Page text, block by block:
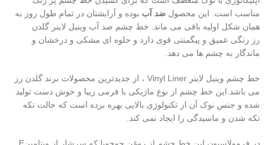
مناسب است. این محصول ضد آب بوده و آرایشتان در تمام طول روز به
همان شکل اولیه باقی می ماند. خط چشم ضد آب وینیل لاینر گلدن
رز رنگی عمیق و پیگمنتی قوی دارد و جلوه ای مشکی و درخشان و
ماندگار به چشم ها می دهد.
خط چشم وینیل لاینر Vinyl Liner ، از جدیدترین محصولات برند گلدن رز
می باشد.این خط چشم از نوع ماژیکی با فرمی زیبا و خوش دست تولید
شده و جنس نوک آن از تکنولوژی بالایی بهره برده است که حالت تکه
تکه شدن و ماسیدگی را ایجاد نمی کند.